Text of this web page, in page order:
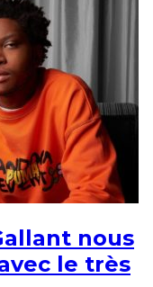
nous
le très